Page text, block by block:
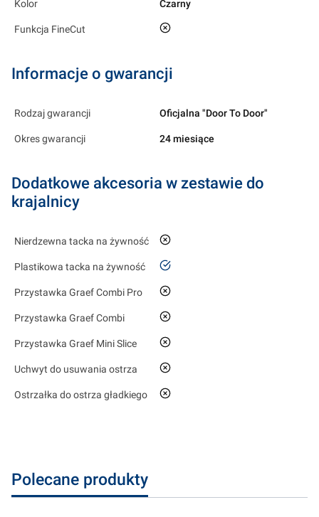
Kolor Czarny
Funkcja FineCut nie
Informacje o gwarancji
Rodzaj gwarancji Oficjalna "Door To Door"
Okres gwarancji 24 miesiące
Dodatkowe akcesoria w zestawie do
krajalnicy
Nierdzewna tacka na żywność nie
Plastikowa tacka na żywność tak
Przystawka Graef Combi Pro nie
Przystawka Graef Combi nie
Przystawka Graef Mini Slice nie
Uchwyt do usuwania ostrza nie
Ostrzałka do ostrza gładkiego nie
Polecane produkty